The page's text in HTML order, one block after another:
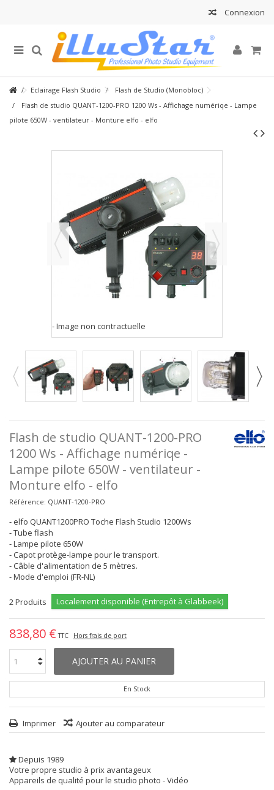
Connexion
Eclairage Flash Studio
Flash de Studio (Monobloc)
Flash de studio QUANT-1200-PRO 1200 Ws - Affichage numériqe - Lampe
pilote 650W - ventilateur - Monture elfo - elfo
- Image non contractuelle
Flash de studio QUANT-1200-PRO
1200 Ws - Affichage numériqe -
Lampe pilote 650W - ventilateur -
Monture elfo - elfo
Référence: QUANT-1200-PRO
- elfo QUANT1200PRO Toche Flash Studio 1200Ws
- Tube flash
- Lampe pilote 650W
- Capot protège-lampe pour le transport.
- Câble d'alimentation de 5 mètres.
- Mode d'emploi (FR-NL)
2Produits Localement disponible (Entrepôt à Glabbeek)
838,80 € TTC Hors frais de port
AJOUTER AU PANIER
En Stock
Imprimer Ajouter au comparateur
Depuis 1989
Votre propre studio à prix avantageux
Appareils de qualité pour le studio photo - Vidéo